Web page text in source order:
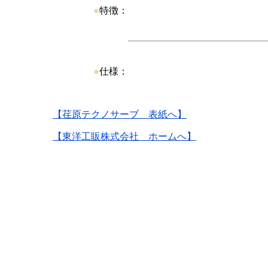
●特徴：
●仕様：
【荏原テクノサーブ 表紙へ】
【東洋工販株式会社 ホームへ】